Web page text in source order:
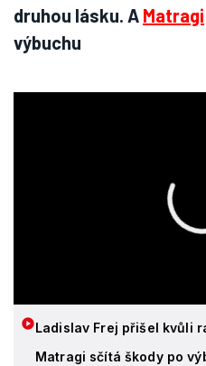
druhou lásku. A Matragi
výbuchu
Ladislav Frej přišel kvůli
Matragi sčítá škody po